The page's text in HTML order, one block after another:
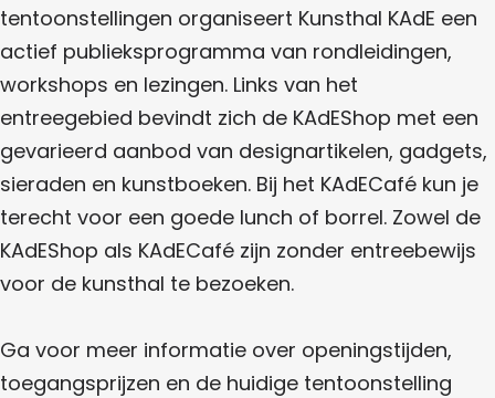
E
D
E
tentoonstellingen organiseert Kunsthal KAdE een
actief publieksprogramma van rondleidingen,
workshops en lezingen. Links van het
entreegebied bevindt zich de KAdEShop met een
gevarieerd aanbod van designartikelen, gadgets,
sieraden en kunstboeken. Bij het KAdECafé kun je
terecht voor een goede lunch of borrel. Zowel de
KAdEShop als KAdECafé zijn zonder entreebewijs
voor de kunsthal te bezoeken.
Ga voor meer informatie over openingstijden,
toegangsprijzen en de huidige tentoonstelling